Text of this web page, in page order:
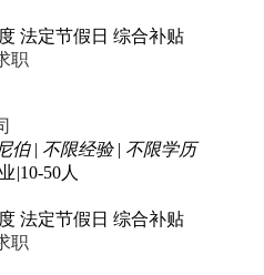
法定节假日 综合补贴
职
伯 | 不限经验 | 不限学历
|10-50人
法定节假日 综合补贴
职